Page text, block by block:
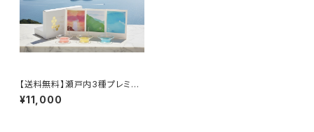
【送料無料】瀬戸内3種プレミア
ム入浴剤《Hug Your Heart》3
個セット｜贈り物に最適な高級
¥11,000